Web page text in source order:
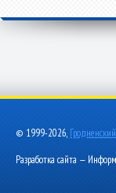
© 1999-2026,
Разработка сайта —